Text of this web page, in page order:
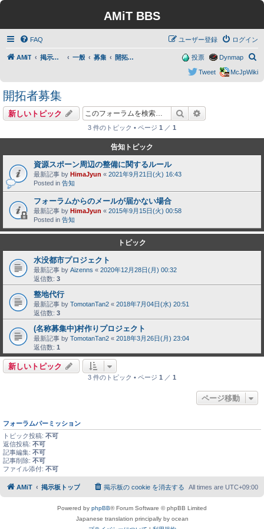
AMiT BBS
FAQ ログイン
ユーザー登録
AMiT 掲示板トップ 一般 募集 開拓者募集
索
Dynmap
投票
McJpWiki
Tweet
開拓者募集
新しいトピック 検索
3 件のトピック • ページ 1 ／ 1
告知トピック
資源スポーン周辺の整備に関するルール
最新記事 by HimaJyun « 2021年9月21日(火) 16:43
Posted in 告知
フォーラムからのメールが届かない場合
最新記事 by HimaJyun « 2015年9月15日(火) 00:58
Posted in 告知
トピック
水没都市プロジェクト
最新記事 by Aizenns « 2020年12月28日(月) 00:32
返信数: 3
整地代行
最新記事 by TomotanTan2 « 2018年7月04日(水) 20:51
返信数: 3
(名称募集中)村作りプロジェクト
最新記事 by TomotanTan2 « 2018年3月26日(月) 23:04
返信数: 1
新しいトピック
3 件のトピック • ページ 1 ／ 1
ページ移動
フォーラムパーミッション
トピック投稿: 不可
返信投稿: 不可
記事編集: 不可
記事削除: 不可
ファイル添付: 不可
AMiT 掲示板トップ All times are UTC+09:00
掲示板の cookie を消去する
Powered by phpBB® Forum Software © phpBB Limited
Japanese translation principally by ocean